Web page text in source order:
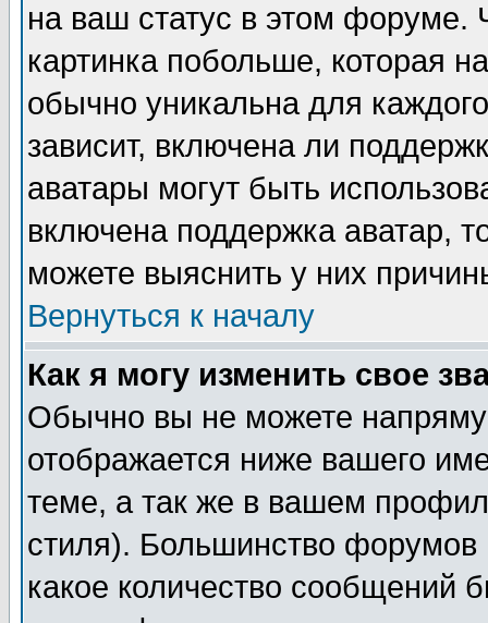
на ваш статус в этом форуме.
картинка побольше, которая
обычно уникальна для
зависит, включена ли
аватары могут быть
включена поддержка аватар,
можете выяснить у них
Вернуться к началу
Как я могу изменить свое
Обычно вы не можете
отображается ниже вашего
теме, а так же в вашем
стиля). Большинство форумов
какое количество сообщений